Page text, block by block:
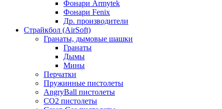
Фонари Armytek
Фонари Fenix
Др. производители
Страйкбол (AirSoft)
Гранаты, дымовые шашки
Гранаты
Дымы
Мины
Перчатки
Пружинные пистолеты
AngryBall пистолеты
CO2 пистолеты